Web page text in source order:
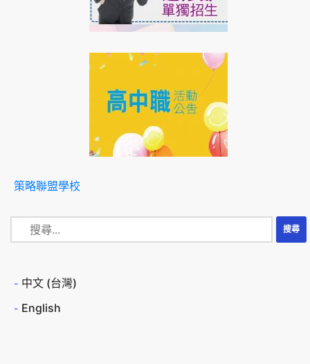
策略聯盟學校
中文 (台灣)
English